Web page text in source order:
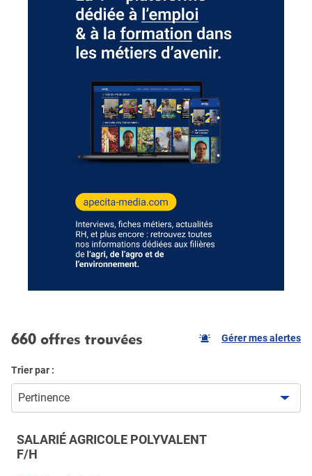
660 offres trouvées Gérer mes alertes
Trier par :
Pertinence
SALARIÉ AGRICOLE POLYVALENT
F/H